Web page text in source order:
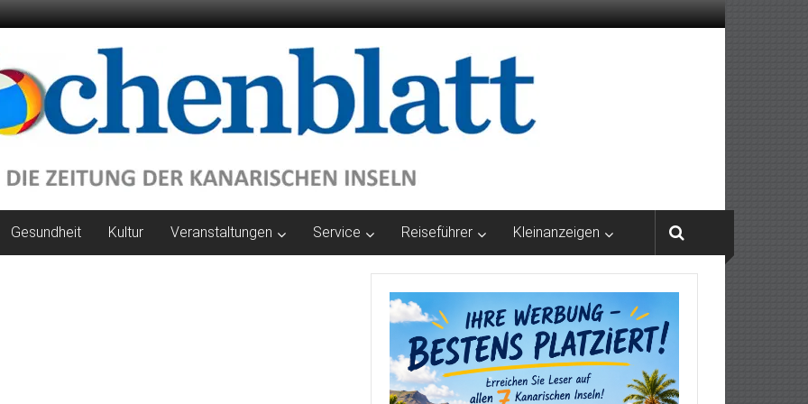
Gesundheit Kultur Veranstaltungen Service Reiseführer Kleinanzeigen